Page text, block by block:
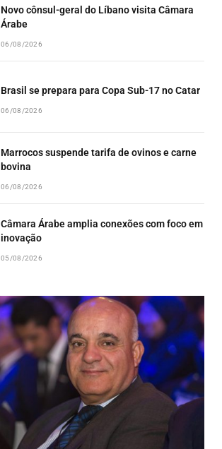
Novo cônsul-geral do Líbano visita Câmara
Árabe
06/08/2026
Brasil se prepara para Copa Sub-17 no Catar
06/08/2026
Marrocos suspende tarifa de ovinos e carne
bovina
06/08/2026
Câmara Árabe amplia conexões com foco em
inovação
05/08/2026